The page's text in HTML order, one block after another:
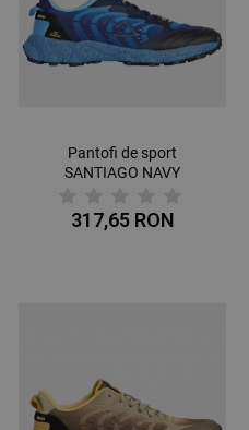
Pantofi de sport
SANTIAGO NAVY
317,65 RON